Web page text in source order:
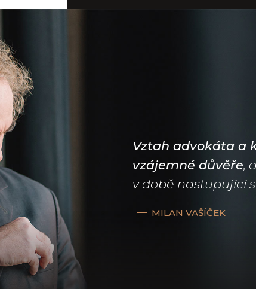
Vztah advokáta a
vzájemné důvěře,
v době nastupující
MILAN VAŠÍČEK